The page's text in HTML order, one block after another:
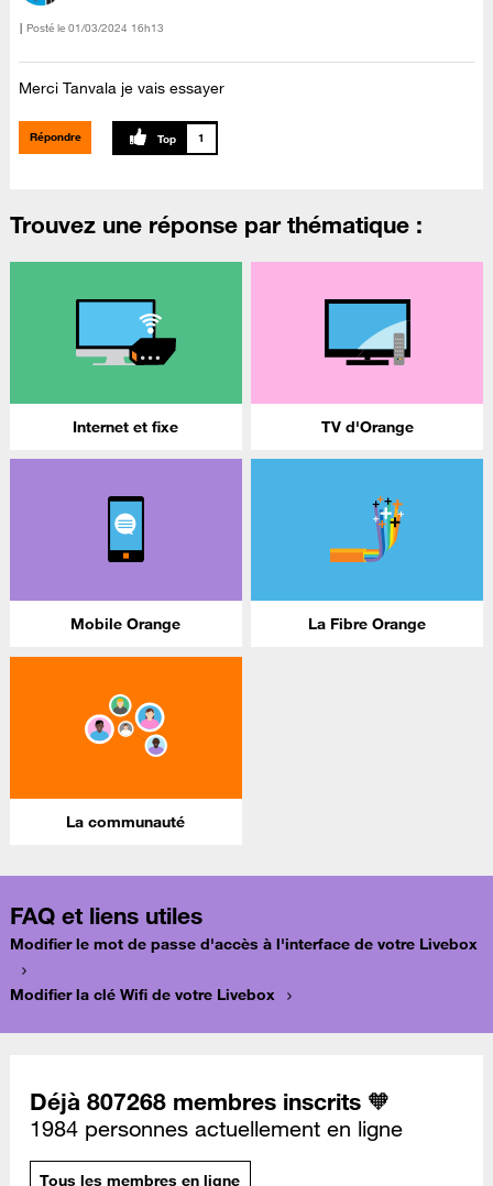
Posté le ‎01/03/2024 16h13
Merci Tanvala je vais essayer
Répondre 1
Trouvez une réponse par thématique :
Internet et fixe TV d'Orange
Mobile Orange La Fibre Orange
La communauté
FAQ et liens utiles
Modifier le mot de passe d'accès à l'interface de votre Livebox
Modifier la clé Wifi de votre Livebox
Déjà 807268 membres inscrits 🧡
1984 personnes actuellement en ligne
Tous les membres en ligne